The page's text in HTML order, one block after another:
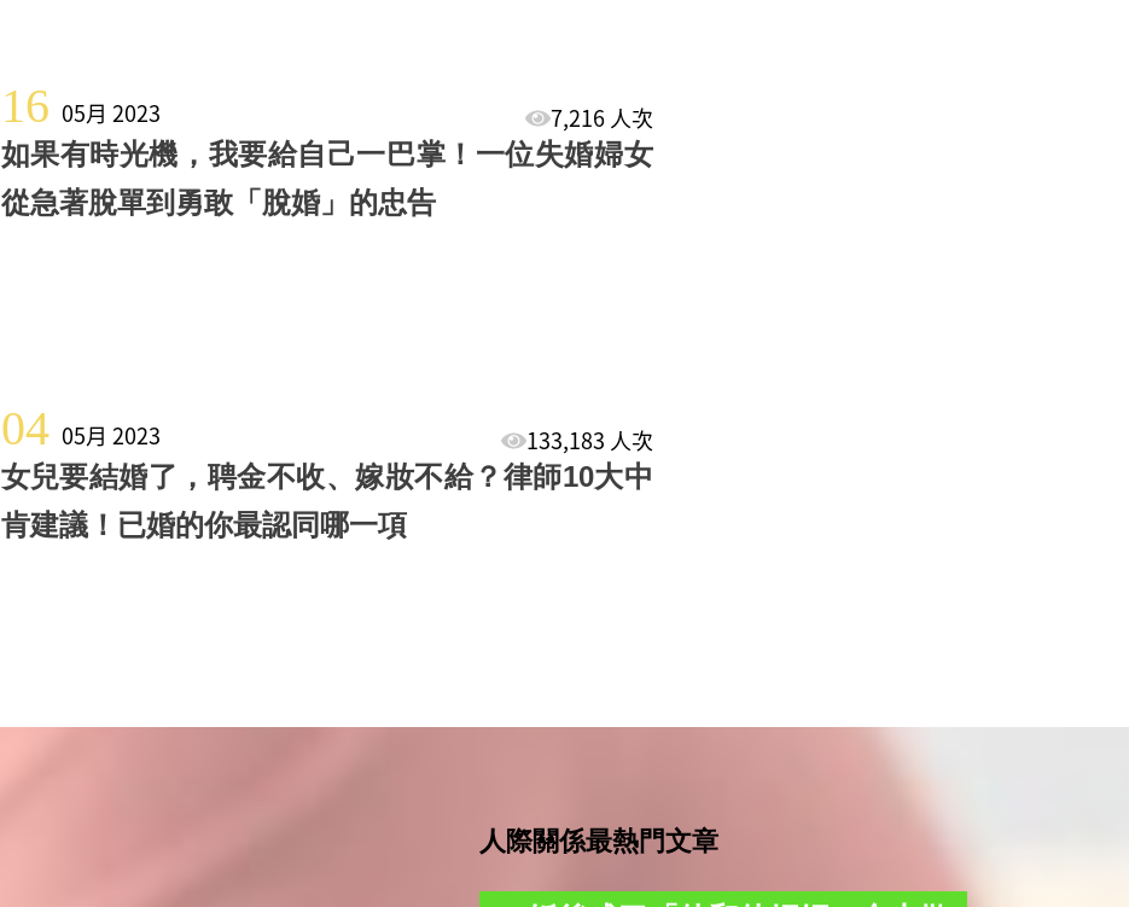
16 05月 2023
7,216 人次
如果有時光機，我要給自己一巴掌！一位失婚婦女
從急著脫單到勇敢「脫婚」的忠告
04 05月 2023
133,183 人次
女兒要結婚了，聘金不收、嫁妝不給？律師10大中
肯建議！已婚的你最認同哪一項
人際關係最熱門文章